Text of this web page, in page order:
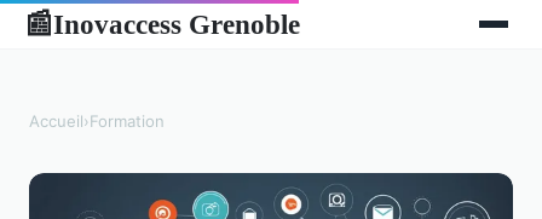
📰Inovaccess Grenoble
Accueil›Formation